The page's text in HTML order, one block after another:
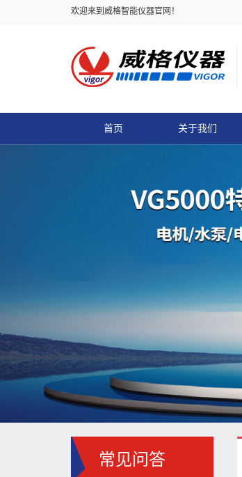
欢迎来到威格智能仪器官网！
首页 关于我们
常见问答